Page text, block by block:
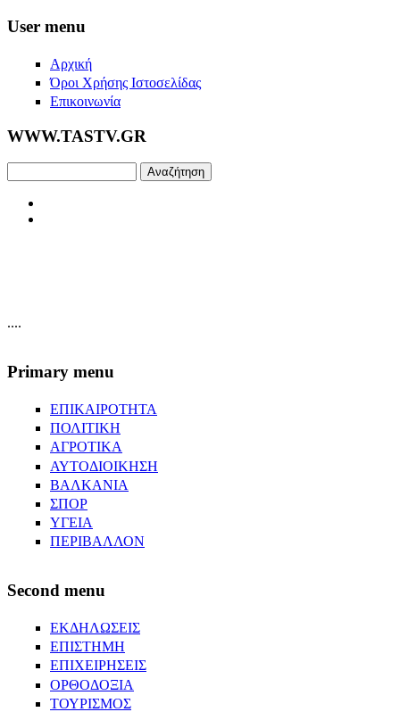
Skip to main content
User menu
Αρχική
Όροι Χρήσης Ιστοσελίδας
Επικοινωνία
WWW.TASTV.GR
....
Primary menu
ΕΠΙΚΑΙΡΟΤΗΤΑ
ΠΟΛΙΤΙΚΗ
ΑΓΡΟΤΙΚΑ
ΑΥΤΟΔΙΟΙΚΗΣΗ
ΒΑΛΚΑΝΙΑ
ΣΠΟΡ
ΥΓΕΙΑ
ΠΕΡΙΒΑΛΛΟΝ
Second menu
ΕΚΔΗΛΩΣΕΙΣ
ΕΠΙΣΤΗΜΗ
ΕΠΙΧΕΙΡΗΣΕΙΣ
ΟΡΘΟΔΟΞΙΑ
ΤΟΥΡΙΣΜΟΣ